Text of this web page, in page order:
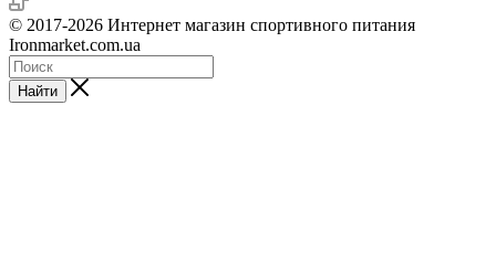
© 2017-2026 Интернет магазин спортивного питания
Ironmarket.com.ua
Найти